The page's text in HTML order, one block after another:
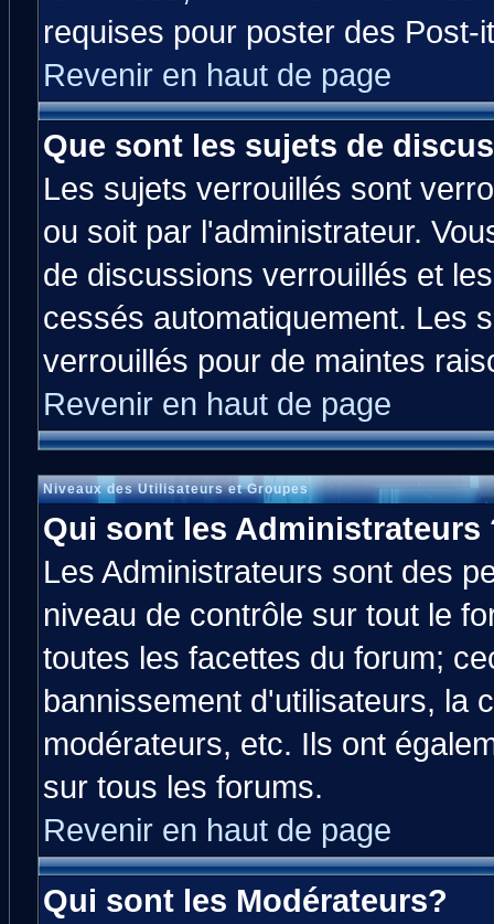
requises pour poster des Post-
Revenir en haut de page
Que sont les sujets de
Les sujets verrouillés sont
ou soit par l'administrateur.
de discussions verrouillés et
cessés automatiquement. Les
verrouillés pour de maintes
Revenir en haut de page
Niveaux des Utilisateurs et Groupes
Qui sont les Administrateurs
Les Administrateurs sont des
niveau de contrôle sur tout le
toutes les facettes du forum;
bannissement d'utilisateurs, la
modérateurs, etc. Ils ont
sur tous les forums.
Revenir en haut de page
Qui sont les Modérateurs?